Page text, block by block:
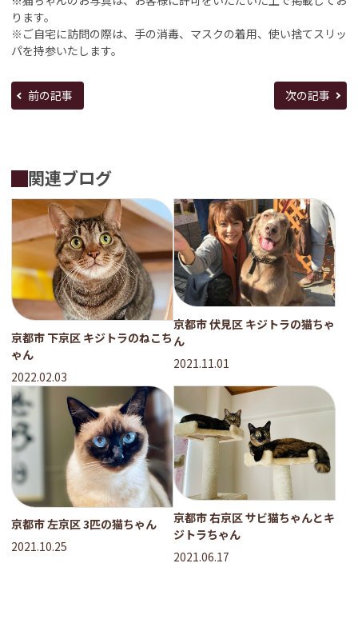
ります。
※ご自宅に訪問の際は、手の消毒、マスクの着用、使い捨てスリッ
パを持参いたします。
前の記事 次の記事
関連ブログ
京都市 下京区 キジトラのねこち
ゃん
2022.02.03
京都市 伏見区 キジトラの猫ちゃ
ん
2021.11.01
京都市 左京区 3匹の猫ちゃん
2021.10.25
京都市 右京区 サビ猫ちゃんとキ
ジトラちゃん
2021.06.17